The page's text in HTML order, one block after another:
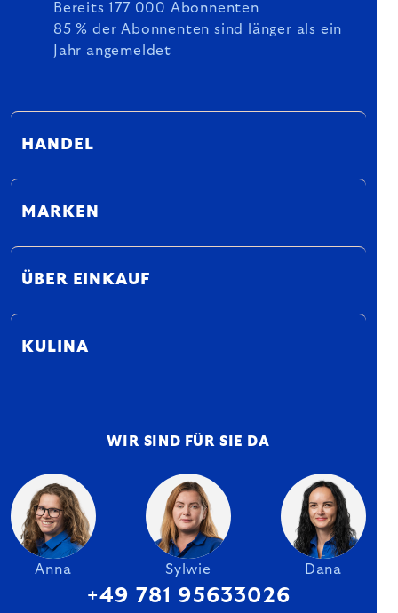
Bereits 177 000 Abonnenten
85 % der Abonnenten sind länger als ein
Jahr angemeldet
HANDEL
MARKEN
ÜBER EINKAUF
KULINA
WIR SIND FÜR SIE DA
Anna Sylwie Dana
+49 781 95633026